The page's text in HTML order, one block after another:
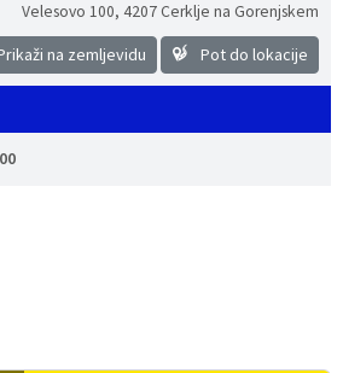
Velesovo 100, 4207 Cerklje na Gorenjskem
na zemljevidu Pot do lokacije